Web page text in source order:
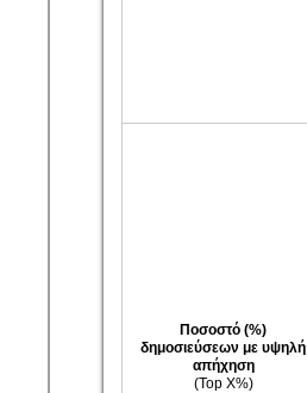
Ποσοστό (%)
δημοσιεύσεωνμε υψηλή
απήχηση
(Top X%)